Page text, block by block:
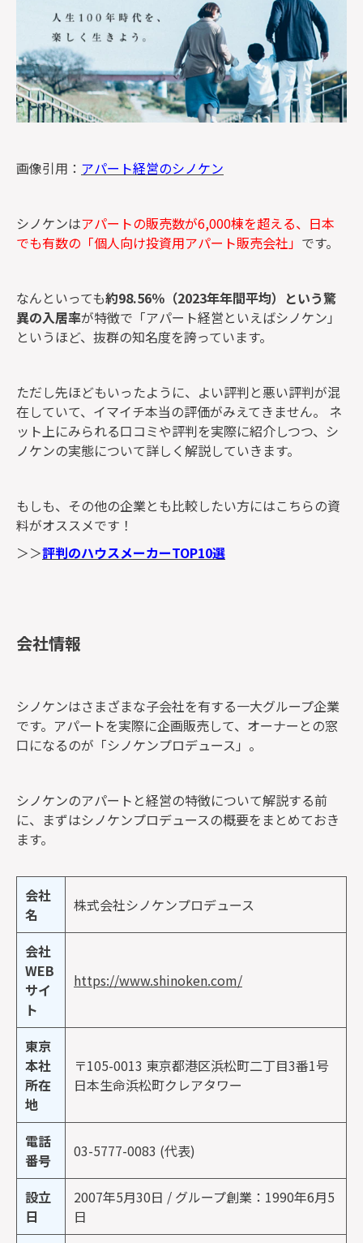
画像引用： アパート経営のシノケン
シノケンはアパートの販売数が6,000棟を超える、日本
でも有数の「個人向け投資用アパート販売会社」 です。
なんといっても約98.56％（2023年年間平均）という驚
異の入居率が特徴で「アパート経営といえばシノケン」
というほど、抜群の知名度を誇っています。
ただし先ほどもいったように、よい評判と悪い評判が混
在していて、イマイチ本当の評価がみえてきません。 ネ
ット上にみられる口コミや評判を実際に紹介しつつ、シ
ノケンの実態について詳しく解説していきます。
もしも、その他の企業とも比較したい方にはこちらの資
料がオススメです！
＞＞評判のハウスメーカーTOP10選
会社情報
シノケンはさまざまな子会社を有する一大グループ企業
です。アパートを実際に企画販売して、オーナーとの窓
口になるのが「シノケンプロデュース」。
シノケンのアパートと経営の特徴について解説する前
に、まずはシノケンプロデュースの概要をまとめておき
ます。
会社
名
株式会社シノケンプロデュース
会社
WEB
サイ
ト
https://www.shinoken.com/
東京
本社
所在
地
〒105-0013 東京都港区浜松町二丁目3番1号
日本生命浜松町クレアタワー
電話
番号
03-5777-0083 (代表)
設立
日
2007年5月30日 / グループ創業：1990年6月5
日